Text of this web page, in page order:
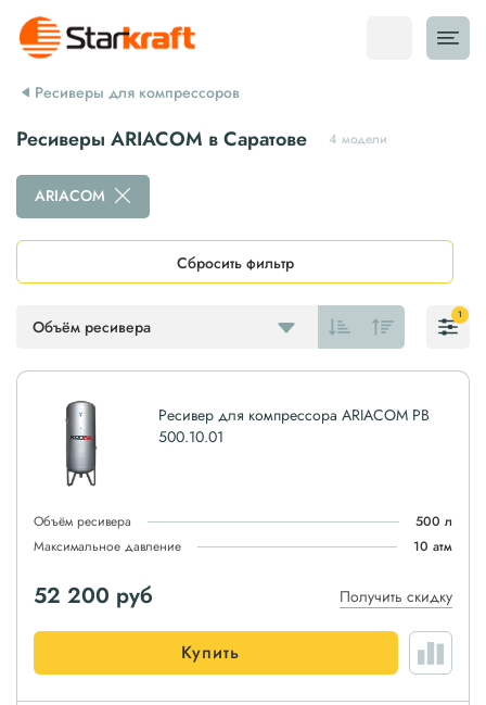
Ресиверы для компрессоров
Ресиверы ARIACOM в Саратове 4 модели
Объём ресивера
ARIACOM
Сбросить фильтр
1
Ресивер для компрессора ARIACOM РВ
500.10.01
Объём ресивера
500 л
Максимальное давление
10 атм
52 200 руб Получить скидку
Купить